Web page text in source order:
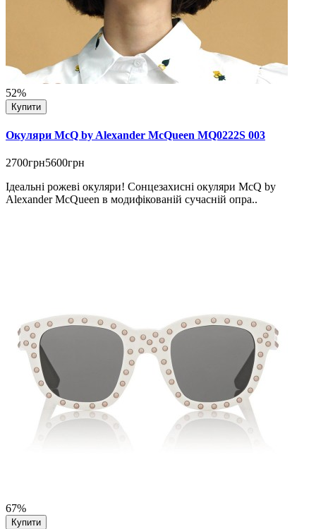
52%
Купити
Окуляри McQ by Alexander McQueen MQ0222S 003
2700грн5600грн
Ідеальні рожеві окуляри! Сонцезахисні окуляри McQ by
Alexander McQueen в модифікованій сучасній опра..
67%
Купити